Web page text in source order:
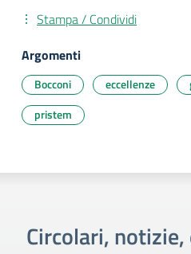
Stampa / Condividi
Argomenti
Bocconi eccellenze
pristem
Circolari,